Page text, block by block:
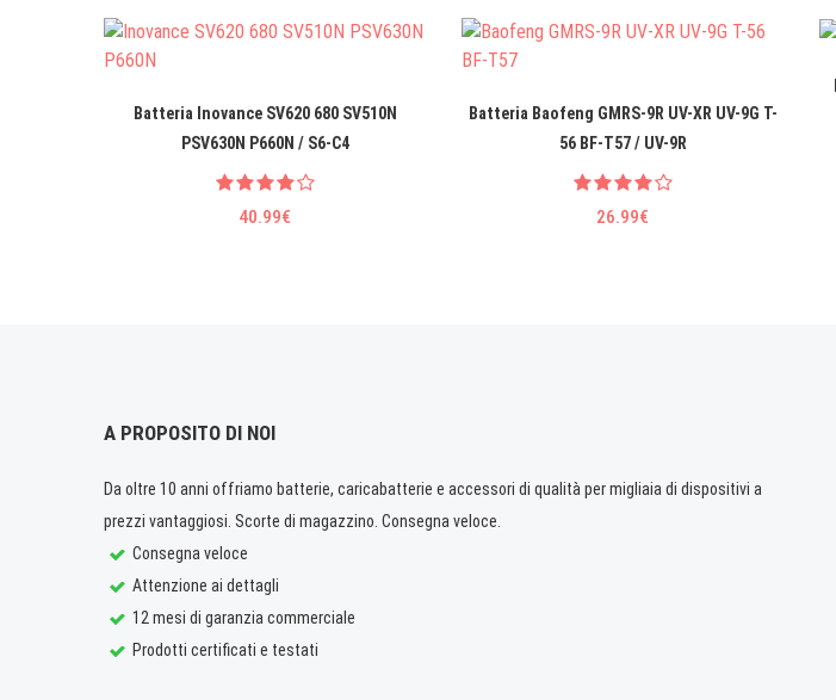
Batteria Inovance SV620 680 SV510N
PSV630N P660N / S6-C4
40.99€
Batteria Baofeng GMRS-9R UV-XR UV-9G T-
56 BF-T57 / UV-9R
26.99€
A PROPOSITO DI NOI
Da oltre 10 anni offriamo batterie, caricabatterie e accessori di qualità per migliaia di dispositivi a
prezzi vantaggiosi. Scorte di magazzino. Consegna veloce.
Consegna veloce
Attenzione ai dettagli
12 mesi di garanzia commerciale
Prodotti certificati e testati